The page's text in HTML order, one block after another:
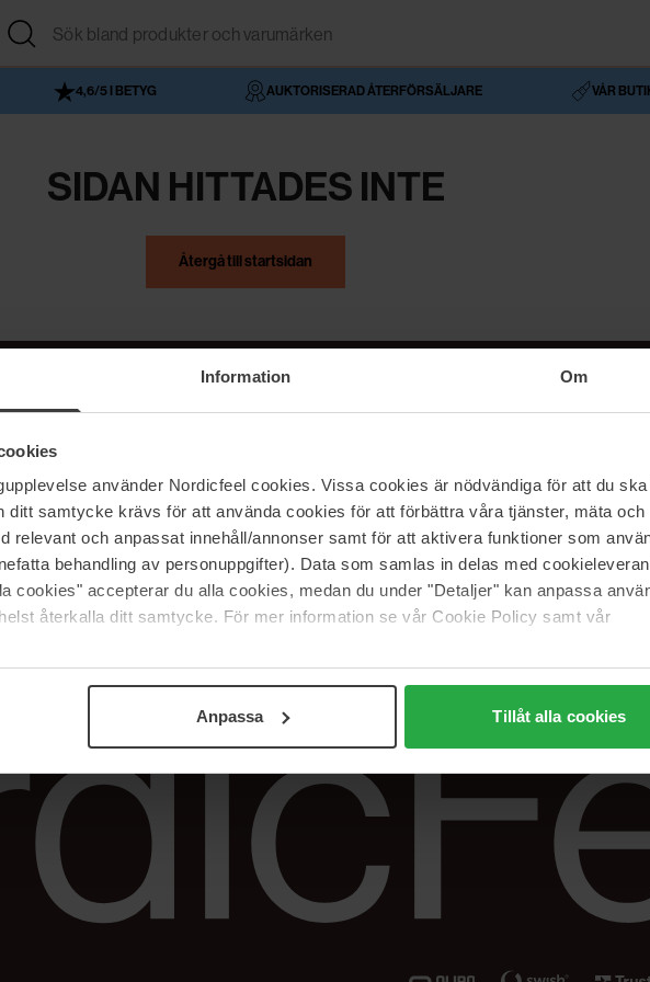
Information Om
använder Nordicfeel cookies. Vissa cookies är nödvändiga för att du
ditt samtycke krävs för att använda cookies för att förbättra våra tjänster, mäta och
relevant och anpassat innehåll/annonser samt för att aktivera funktioner som
behandling av personuppgifter). Data som samlas in delas med
cookies" accepterar du alla cookies, medan du under "Detaljer" kan anpassa
återkalla ditt samtycke. För mer information se vår Cookie Policy samt vår
Anpassa Tillåt alla cookies
4,6/5 I BETYG AUKTORISERAD ÅTERFÖRSÄLJARE VÅR
SIDAN HITTADES INTE
Återgå till startsidan
NordicFeel
Vår butik
Våra varumärken
Jobba hos oss
Samarbeta med oss
The Beauty Edit
Hjälp
FAQ
Spåra min beställning
Returer &
reklamationer
Följ